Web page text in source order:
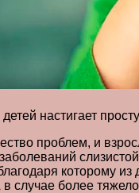
настигает
проблем, и
которому
более